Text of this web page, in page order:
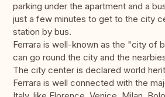
parking under the apartment and a
just a few minutes to get to the city
station by bus.
Ferrara is well-known as the "city of
can go round the city and the
The city center is declared world
Ferrara is well connected with the